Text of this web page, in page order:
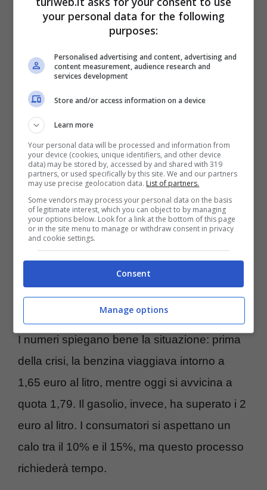
forniture future e alle tensioni geopolitiche. I
distributori, infatti, hanno adeguato i prezzi in
approvvigionamenti successivi. Un
meccanismo che ha inciso direttamente sulle
Oggi, nonostante il calo delle quotazioni
internazionali, il ribasso alla pompa non è
immediato. Questo perché gran parte del
carburante in circolazione deriva dascorte
acquistate a prezzi più alti
, che vengono
immesse sul mercato gradualmente. Finché
queste riserve non verranno smaltite, sarà
difficile vedere riduzioni significative.
I numeri spiegano bene la situazione: prima
della crisi, la benzina viaggiava intorno a
1,65 euro al litro, mentre oggi si avvicina a
quota 1,79. Il gasolio, invece, ha superato i 2
euro al litro. I consumatori si aspettano un
calo tra il 10% e il 15%, ma questo processo
richiederà tempo.
your personal data for the following
purposes:
Personalised advertising and content, advertising and
content measurement, audience research and
services development
Store and/or access information on a device
Learn more
Your personal data will be processed and information from
your device (cookies, unique identifiers, and other device
data) may be stored by, accessed by and shared with 319
partners, or used specifically by this site. We and our partners
may use precise geolocation data. List of partners.
Some vendors may process your personal data on the basis
of legitimate interest, which you can object to by managing
your options below. Look for a link at the bottom of this page
or in the site menu to manage or withdraw consent in privacy
and cookie settings.
Consent
Manage options